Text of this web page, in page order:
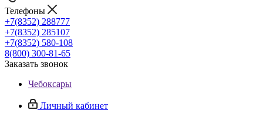
Телефоны
+7(8352) 288777
+7(8352) 285107
+7(8352) 580-108
8(800) 300-81-65
Заказать звонок
Чебоксары
Личный кабинет